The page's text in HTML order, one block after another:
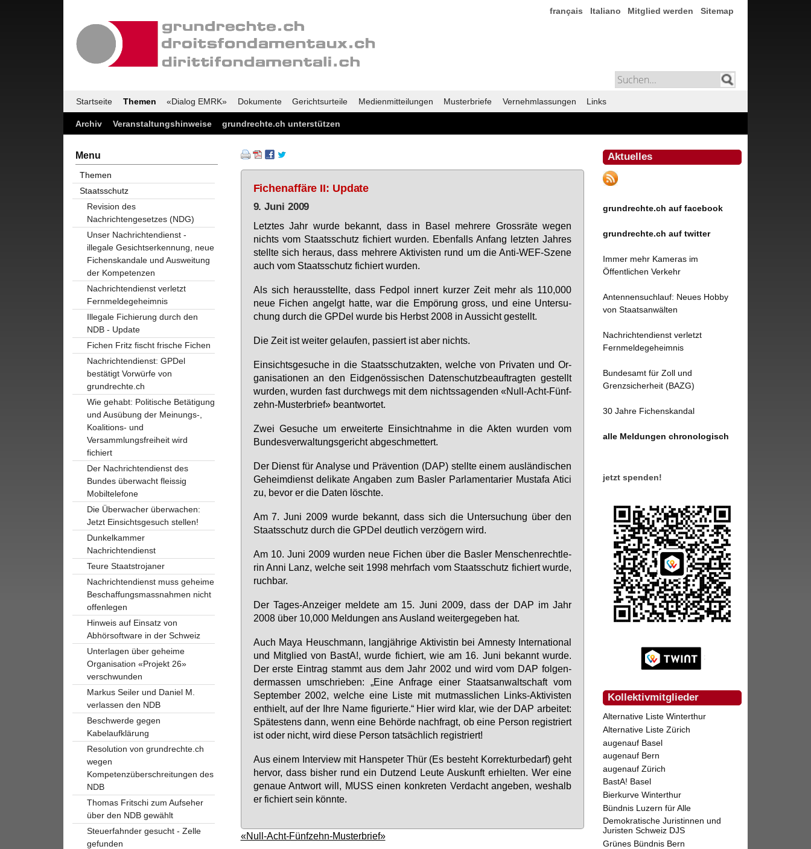
français Italiano Mitglied werden Sitemap
Startseite Themen «Dialog EMRK» Dokumente Gerichtsurteile Medienmitteilungen Musterbriefe Vernehmlassungen Links
Archiv Veranstaltungshinweise grundrechte.ch unterstützen
Fichenaffäre II: Update
9. Juni 2009
Letz­tes Jahr wur­de be­kannt, dass in Ba­sel meh­re­re Gross­rä­te we­gen
nichts vom Staats­schutz fi­chiert wur­den. Eben­falls An­fang letz­ten Jah­res
stell­te sich her­aus, dass meh­re­re Ak­ti­vis­ten rund um die An­ti-WEF-Sze­ne
auch vom Staats­schutz fi­chiert wur­den.
Als sich her­aus­stell­te, dass Fed­pol in­nert kur­zer Zeit mehr als 110,000
neue Fi­chen an­gelgt hat­te, war die Em­pö­rung gross, und ei­ne Un­ter­su­
chung durch die GPDel wur­de bis Herbst 2008 in Aus­sicht ge­stellt.
Die Zeit ist wei­ter ge­lau­fen, pas­siert ist aber nichts.
Ein­sichts­ge­su­che in die Staats­schutz­ak­ten, wel­che von Pri­va­ten und Or­
ga­ni­sa­tio­nen an den Eid­ge­nös­si­schen Da­ten­schutz­be­auf­trag­ten ge­stellt
wur­den, wur­den fast durch­wegs mit dem nichts­sa­gen­den «Null-Acht-Fünf­
zehn-Mus­ter­brief» be­ant­wor­tet.
Zwei Ge­su­che um er­wei­ter­te Ein­sicht­nah­me in die Ak­ten wur­den vom
Bun­des­ver­wal­tungs­ge­richt ab­ge­schmet­tert.
Der Dienst für Ana­ly­se und Prä­ven­ti­on (DAP) stell­te ei­nem aus­län­di­schen
Ge­heim­dienst de­li­ka­te An­ga­ben zum Bas­ler Par­la­men­ta­ri­er Mus­ta­fa Ati­ci
zu, be­vor er die Da­ten lösch­te.
Am 7. Ju­ni 2009 wur­de be­kannt, dass sich die Un­ter­su­chung über den
Staats­schutz durch die GPDel deut­lich ver­zö­gern wird.
Am 10. Ju­ni 2009 wur­den neue Fi­chen über die Bas­ler Men­schen­recht­le­
rin An­ni Lanz, wel­che seit 1998 mehr­fach vom Staats­schutz fi­chiert wur­de,
ruch­bar.
Der Ta­ges-An­zei­ger mel­de­te am 15. Ju­ni 2009, dass der DAP im Jahr
2008 über 10,000 Mel­dun­gen ans Aus­land wei­ter­ge­ge­ben hat.
Auch Ma­ya Heu­sch­mann, lang­jäh­ri­ge Ak­ti­vis­tin bei Am­nes­ty In­ter­na­tio­nal
und Mit­glied von Bas­tA!, wur­de fi­chiert, wie am 16. Ju­ni be­kannt wur­de.
Der ers­te Ein­trag stammt aus dem Jahr 2002 und wird vom DAP fol­gen­
der­mas­sen um­schrie­ben: „Ei­ne An­fra­ge ei­ner Staats­an­walt­schaft vom
Sep­tem­ber 2002, wel­che ei­ne Lis­te mit mut­mass­li­chen Links-Ak­ti­vis­ten
ent­hielt, auf der Ih­re Na­me fi­gu­rier­te.“ Hier wird klar, wie der DAP ar­bei­tet:
Spä­tes­tens dann, wenn ei­ne Be­hör­de nach­fragt, ob ei­ne Per­son re­gis­triert
ist oder nicht, wird die­se Per­son tat­säch­lich re­gis­triert!
Aus ei­nem In­ter­view mit Hans­pe­ter Thür (Es be­steht Kor­rek­tur­be­darf) geht
her­vor, dass bis­her rund ein Dut­zend Leu­te Aus­kunft er­hiel­ten. Wer ei­ne
ge­naue Ant­wort will, MUSS ei­nen kon­kre­ten Ver­dacht an­ge­ben, wes­halb
er fi­chiert sein könn­te.
«Null-Acht-Fünfzehn-Musterbrief»
Aktuelles
grundrechte.ch auf facebook
grundrechte.ch auf twitter
Immer mehr Kameras im
Öffentlichen Verkehr
Antennensuchlauf: Neues Hobby
von Staatsanwälten
Nachrichtendienst verletzt
Fernmeldegeheimnis
Bundesamt für Zoll und
Grenzsicherheit (BAZG)
30 Jahre Fichenskandal
alle Meldungen chronologisch
jetzt spenden!
Kollektivmitglieder
Alternative Liste Winterthur
Alternative Liste Zürich
augenauf Basel
augenauf Bern
augenauf Zürich
BastA! Basel
Bierkurve Winterthur
Bündnis Luzern für Alle
Demokratische Juristinnen und
Juristen Schweiz DJS
Grünes Bündnis Bern
Menu
Themen
Staatsschutz
Revision des
Nachrichtengesetzes (NDG)
Unser Nachrichtendienst -
illegale Gesichtserkennung, neue
Fichenskandale und Ausweitung
der Kompetenzen
Nachrichtendienst verletzt
Fernmeldegeheimnis
Illegale Fichierung durch den
NDB - Update
Fichen Fritz fischt frische Fichen
Nachrichtendienst: GPDel
bestätigt Vorwürfe von
grundrechte.ch
Wie gehabt: Politische Betätigung
und Ausübung der Meinungs-,
Koalitions- und
Versammlungsfreiheit wird
fichiert
Der Nachrichtendienst des
Bundes überwacht fleissig
Mobiltelefone
Die Überwacher überwachen:
Jetzt Einsichtsgesuch stellen!
Dunkelkammer
Nachrichtendienst
Teure Staatstrojaner
Nachrichtendienst muss geheime
Beschaffungsmassnahmen nicht
offenlegen
Hinweis auf Einsatz von
Abhörsoftware in der Schweiz
Unterlagen über geheime
Organisation «Projekt 26»
verschwunden
Markus Seiler und Daniel M.
verlassen den NDB
Beschwerde gegen
Kabelaufklärung
Resolution von grundrechte.ch
wegen
Kompetenzüberschreitungen des
NDB
Thomas Fritschi zum Aufseher
über den NDB gewählt
Steuerfahnder gesucht - Zelle
gefunden